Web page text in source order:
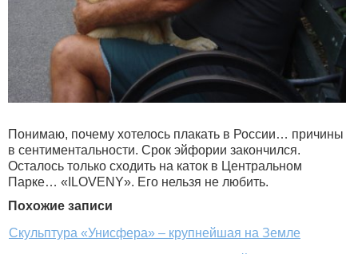
Понимаю, почему хотелось плакать в России… причины
в сентиментальности. Срок эйфории закончился.
Осталось только сходить на каток в Центральном
Парке… «ILOVENY». Его нельзя не любить.
Похожие записи
Скульптура «Унисфера» – крупнейшая на Земле